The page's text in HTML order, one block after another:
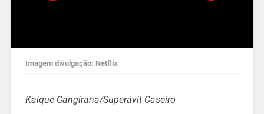
Imagem divulgação: Netflix
Kaique Cangirana/Superávit Caseiro